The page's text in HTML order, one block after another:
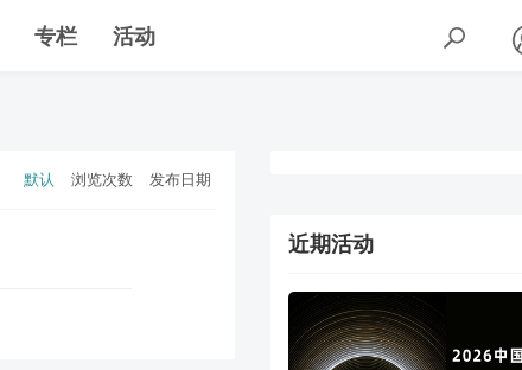
专栏 活动
默认 浏览次数 发布日期
近期活动